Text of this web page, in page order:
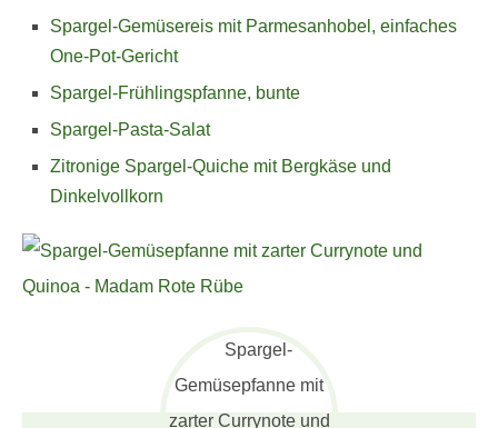
Spargel-Gemüsereis mit Parmesanhobel, einfaches
One-Pot-Gericht
Spargel-Frühlingspfanne, bunte
Spargel-Pasta-Salat
Zitronige Spargel-Quiche mit Bergkäse und
Dinkelvollkorn